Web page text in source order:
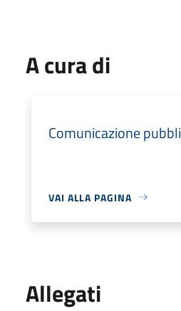
A cura di
Comunicazione
VAI ALLA PAGINA
Allegati